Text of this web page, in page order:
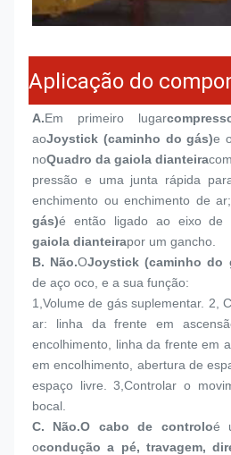
Aplicação do
A.Em primeiro lugar
aoJoystick (caminho do gás)e
noQuadro da gaiola dianteira
pressão e uma junta rápida
enchimento ou enchimento de ar;
gás)é então ligado ao eixo de
gaiola dianteirapor um gancho.
B. Não.OJoystick (caminho do
de aço oco, e a sua função:
1, Volume de gás suplementar. 2,
ar: linha da frente em
encolhimento, linha da frente em
em encolhimento, abertura de
espaço livre. 3,Controlar o
bocal.
C. Não.O cabo de controloé
ocondução a pé, travagem,